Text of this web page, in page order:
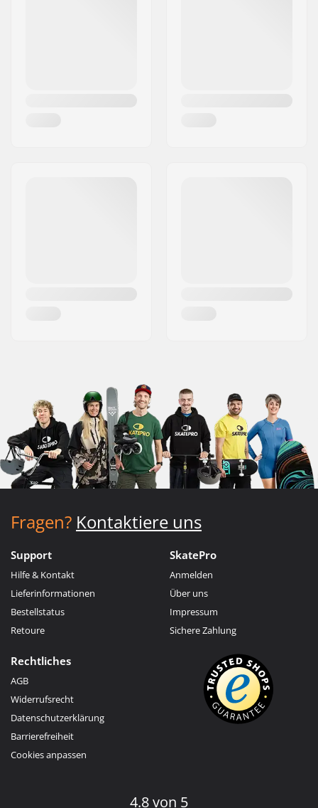
Fragen? Kontaktiere uns
Support
Hilfe & Kontakt
Lieferinformationen
Bestellstatus
Retoure
SkatePro
Anmelden
Über uns
Impressum
Sichere Zahlung
Rechtliches
AGB
Widerrufsrecht
Datenschutzerklärung
Barrierefreiheit
Cookies anpassen
4.8 von 5